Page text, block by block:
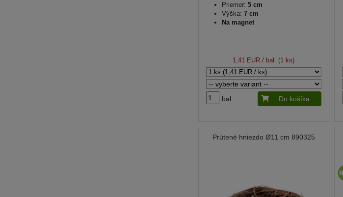
Priemer: 5 cm
Výška: 7 cm
Na magnet
1,41 EUR / bal. (1 ks)
bal. Do košíka
Prútené hniezdo Ø11 cm 890325